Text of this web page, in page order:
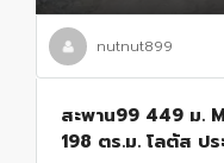
nutnut899
สะพาน99 449 ม.
198 ตร.ม. โลตัส ป